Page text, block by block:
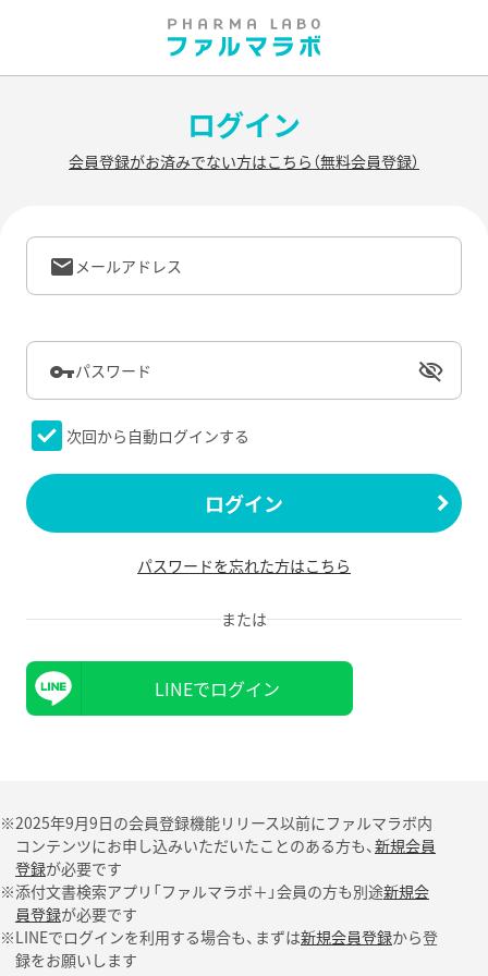
ログイン
会員登録がお済みでない方はこちら（無料会員登録）
メールアドレス
パスワード
次回から自動ログインする
ログイン
パスワードを忘れた方はこちら
または
LINEでログイン
※2025年9月9日の会員登録機能リリース以前にファルマラボ内
コンテンツにお申し込みいただいたことのある方も、新規会員
登録が必要です
※添付文書検索アプリ「ファルマラボ＋」会員の方も別途新規会
員登録が必要です
※LINEでログインを利用する場合も、まずは新規会員登録から登
録をお願いします